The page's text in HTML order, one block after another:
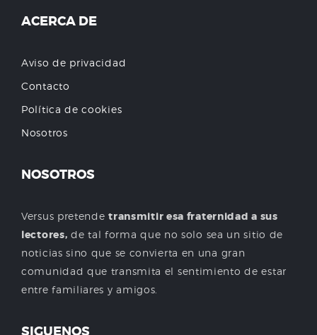
ACERCA DE
Aviso de privacidad
Contacto
Política de cookies
Nosotros
NOSOTROS
Versus pretendetransmitir esa fraternidad a sus
lectores, de tal forma que no solo sea un sitio de
noticias sino que se convierta en una gran
comunidad que transmita el sentimiento de estar
entre familiares y amigos.
SIGUENOS